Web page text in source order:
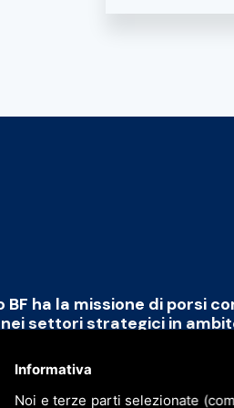
BF ha la missione di porsi
settori strategici in
di eccellenza capace di
del futuro abbinato alla
qualità, scalabile e
Informativa
Noi e terze parti selezionate